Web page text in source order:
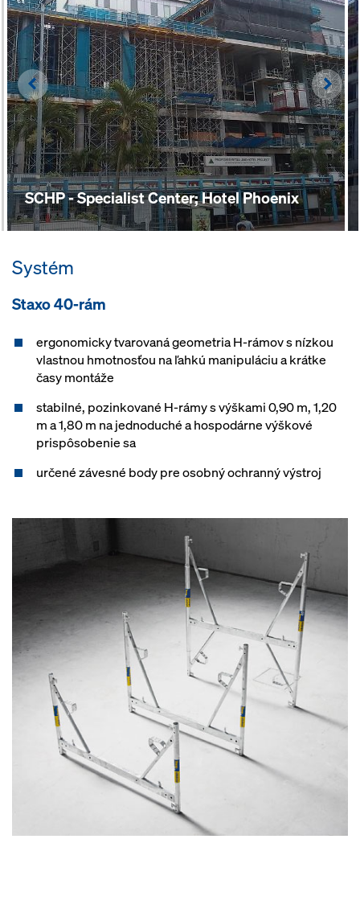
SCHP - Specialist Center; Hotel Phoenix
Left
Systém
Staxo 40-rám
ergonomicky tvarovaná geometria H-rámov s nízkou
vlastnou hmotnosťou na ľahkú manipuláciu a krátke
časy montáže
stabilné, pozinkované H-rámy s výškami 0,90 m, 1,20
m a 1,80 m na jednoduché a hospodárne výškové
prispôsobenie sa
určené závesné body pre osobný ochranný výstroj